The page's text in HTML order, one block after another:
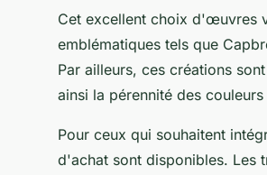
Cet excellent choix d'œuvres
emblématiques tels que
Par ailleurs, ces créations
ainsi la pérennité des
Pour ceux qui souhaitent
d'achat sont disponibles. Les